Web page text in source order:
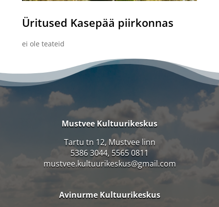
Üritused Kasepää piirkonnas
ei ole teateid
Mustvee Kultuurikeskus
Tartu tn 12, Mustvee linn
5386 3044, 5565 0811
mustvee.kultuurikeskus@gmail.com
Avinurme Kultuurikeskus